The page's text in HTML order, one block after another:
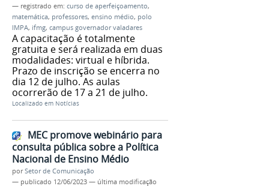
— registrado em: curso de aperfeiçoamento,
matemática, professores, ensino médio, polo
IMPA, ifmg, campus governador valadares
A capacitação é totalmente
gratuita e será realizada em duas
modalidades: virtual e híbrida.
Prazo de inscrição se encerra no
dia 12 de julho. As aulas
ocorrerão de 17 a 21 de julho.
Localizado em Notícias
MEC promove webinário para
consulta pública sobre a Política
Nacional de Ensino Médio
porSetor de Comunicação
— publicado 12/06/2023 — última modificação